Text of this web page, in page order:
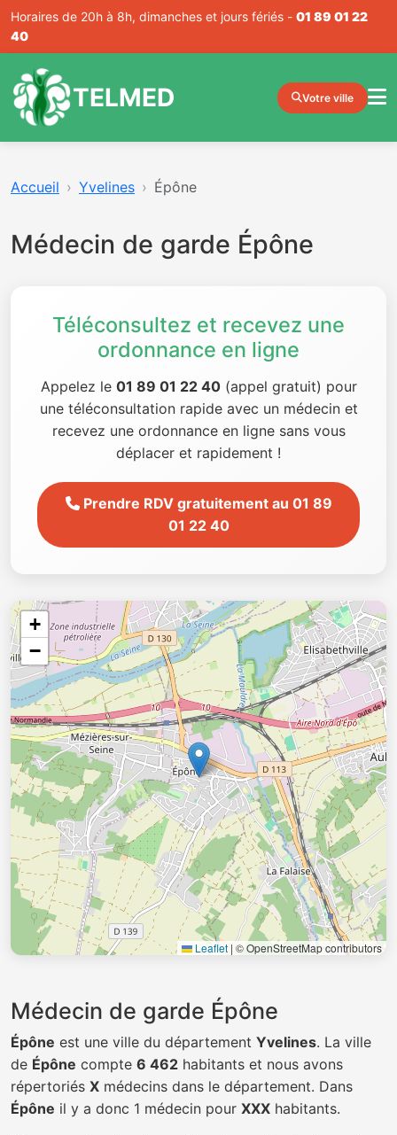
Horaires de 20h à 8h, dimanches et jours fériés - 01 89 01 22
40
TELMED Votre ville
Accueil Yvelines Épône
Médecin de garde Épône
Téléconsultez et recevez une
ordonnance en ligne
Appelez le 01 89 01 22 40(appel gratuit) pour
une téléconsultation rapide avec un médecin et
recevez une ordonnance en ligne sans vous
déplacer et rapidement !
Prendre RDV gratuitement au 01 89
01 22 40
+
−
Leaflet | © OpenStreetMap contributors
Médecin de garde Épône
Épône est une ville du département Yvelines. La ville
de Épône compte 6 462 habitants et nous avons
répertoriés X médecins dans le département. Dans
Épône il y a donc 1 médecin pour XXX habitants.